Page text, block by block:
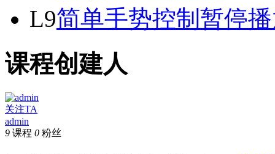
L9简单手势控制暂停
课程创建人
关注TA
admin
9 课程 0 粉丝